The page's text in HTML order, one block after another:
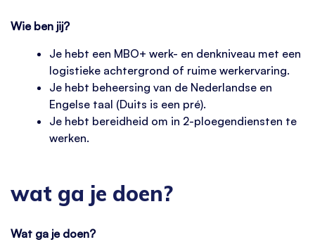
Wie ben jij?
Je hebt een MBO+ werk- en denkniveau met een
logistieke achtergrond of ruime werkervaring.
Je hebt beheersing van de Nederlandse en
Engelse taal (Duits is een pré).
Je hebt bereidheid om in 2-ploegendiensten te
werken.
wat ga je doen?
Wat ga je doen?